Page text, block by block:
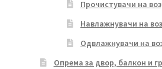
Прочистувачи на
Навлажнувачи на
Одвлажнувачи на
Опрема за двор, балкон и